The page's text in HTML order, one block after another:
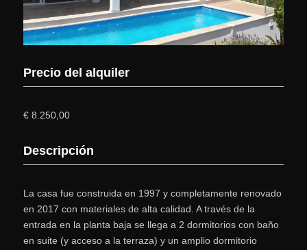
Precio del alquiler
€ 8.250,00
Descripción
La casa fue construida en 1997 y completamente renovado
en 2017 con materiales de alta calidad. A través de la
entrada en la planta baja se llega a 2 dormitorios con baño
en suite (y acceso a la terraza) y un amplio dormitorio